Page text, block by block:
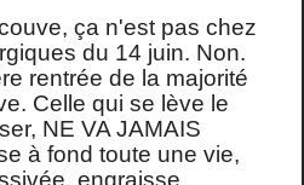
ça n'est pas chez
du 14 juin. Non.
rentrée de la majorité
Celle qui se lève le
NE VA JAMAIS
à fond toute une vie,
engraisse